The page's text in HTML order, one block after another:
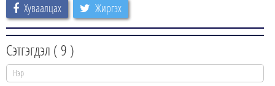
Хуваалцах Жиргэх
Сэтгэгдэл ( 9 )